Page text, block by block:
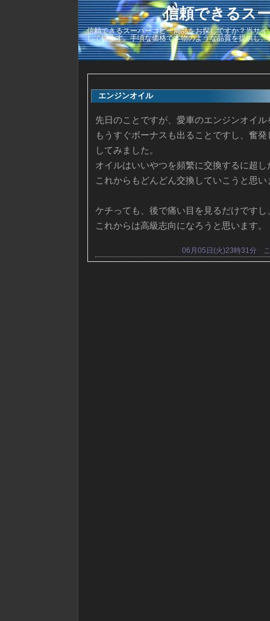
信頼できるス
信頼できるスーパーコピー商品をお探しですか？当サ
しています。手頃な価格で本物のような品質を提供し
エンジンオイル
先日のことですが、愛車のエンジンオイ
もうすぐボーナスも出ることですし、奮
してみました。
オイルはいいやつを頻繁に交換するに超
これからもどんどん交換していこうと思い
ケチっても、後で痛い目を見るだけです
これからは高級志向になろうと思います。
06月05日(火)23時31分